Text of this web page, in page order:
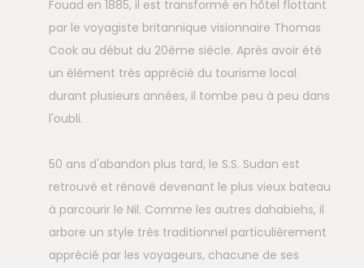
Fouad en 1885, il est transformé en hôtel flottant
par le voyagiste britannique visionnaire Thomas
Cook au début du 20ème siècle. Après avoir été
un élément très apprécié du tourisme local
durant plusieurs années, il tombe peu à peu dans
l'oubli.
50 ans d'abandon plus tard, le S.S. Sudan est
retrouvé et rénové devenant le plus vieux bateau
à parcourir le Nil. Comme les autres dahabiehs, il
arbore un style très traditionnel particulièrement
apprécié par les voyageurs, chacune de ses